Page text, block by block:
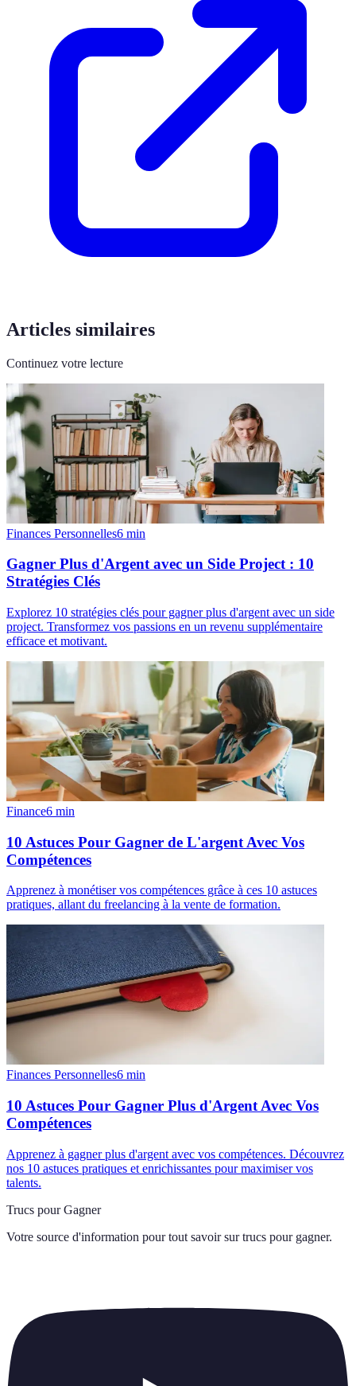
Articles similaires
Continuez votre lecture
Finances Personnelles6 min
Gagner Plus d'Argent avec un Side Project : 10
Stratégies Clés
Explorez 10 stratégies clés pour gagner plus d'argent avec un side
project. Transformez vos passions en un revenu supplémentaire
efficace et motivant.
Finance6 min
10 Astuces Pour Gagner de L'argent Avec Vos
Compétences
Apprenez à monétiser vos compétences grâce à ces 10 astuces
pratiques, allant du freelancing à la vente de formation.
Finances Personnelles6 min
10 Astuces Pour Gagner Plus d'Argent Avec Vos
Compétences
Apprenez à gagner plus d'argent avec vos compétences. Découvrez
nos 10 astuces pratiques et enrichissantes pour maximiser vos
talents.
Trucs pour Gagner
Votre source d'information pour tout savoir sur trucs pour gagner.